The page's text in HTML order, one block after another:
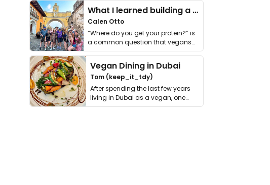
What I learned building a queer vegan travel brand
Calen Otto
“Where do you get your protein?” is
a common question that vegans
get asked. …
Vegan Dining in Dubai
Tom (keep_it_tdy)
After spending the last few years
living in Dubai as a vegan, one
thing has …